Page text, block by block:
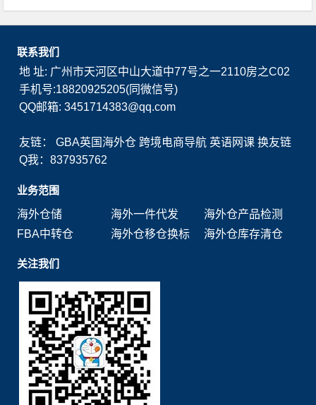
联系我们
地 址: 广州市天河区中山大道中77号之一2110房之C02
手机号:18820925205(同微信号)
QQ邮箱: 3451714383@qq.com
友链：GBA英国海外仓 跨境电商导航 英语网课 换友链
Q我：837935762
业务范围
海外仓储
海外一件代发
海外仓产品检测
FBA中转仓
海外仓移仓换标 海外仓库存清仓
关注我们